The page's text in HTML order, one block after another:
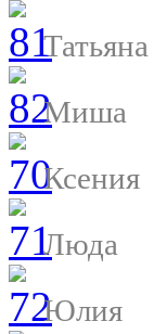
Татьяна
Миша
Ксения
Люда
Юлия